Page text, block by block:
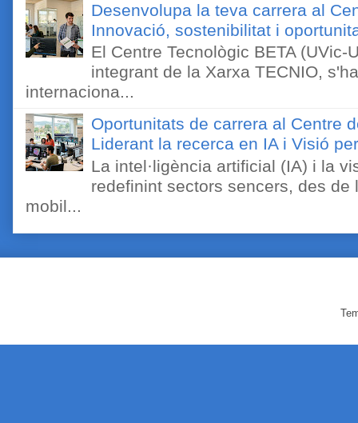
Desenvolupa la teva carrera al
Innovació, sostenibilitat i
El Centre Tecnològic BETA (UVic-
integrant de la Xarxa TECNIO,
internaciona...
Oportunitats de carrera al Centre
Liderant la recerca en IA i Visió
La intel·ligència artificial (IA) i la
redefinint sectors sencers, des
mobil...